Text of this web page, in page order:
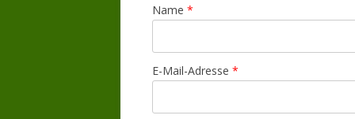
Name *
E-Mail-Adresse *